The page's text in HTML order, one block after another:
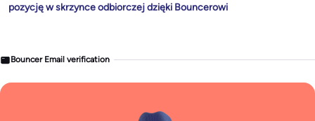
pozycję w skrzynce odbiorczej dzięki Bouncerowi
Bouncer Email verification